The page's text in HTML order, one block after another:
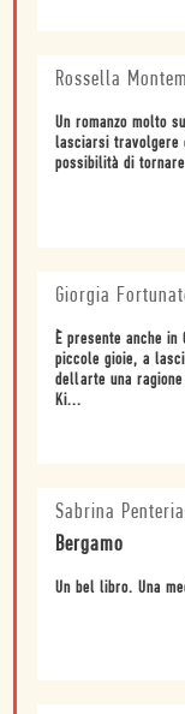
Rossella
Un romanzo molto
lasciarsi travolgere
possibilità di
Giorgia
È presente anche
piccole gioie, a
dellarte una
Ki...
Sabrina
Bergamo
Un bel libro. Una